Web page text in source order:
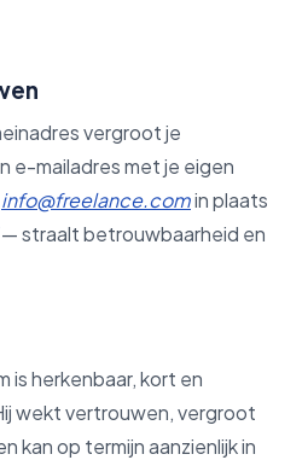
vergroot je
e-mailadres met je eigen
info@freelance.comin plaats
straalt betrouwbaarheid en
is herkenbaar, kort en
wekt vertrouwen, vergroot
kan op termijn aanzienlijk in